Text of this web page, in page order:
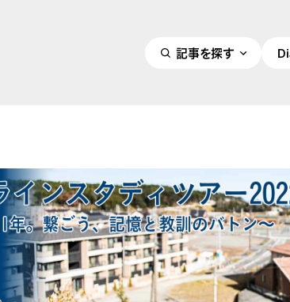
記事を探す